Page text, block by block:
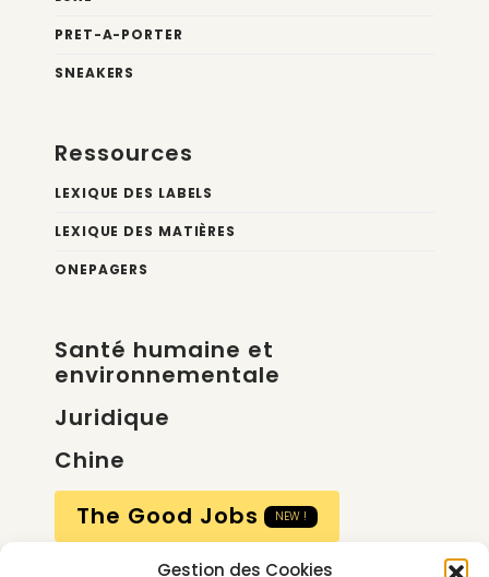
Gestion des Cookies
PRET-A-PORTER
SNEAKERS
Ressources
LEXIQUE DES LABELS
LEXIQUE DES MATIÈRES
ONEPAGERS
Santé humaine et
environnementale
Juridique
Chine
The Good Jobs
NEW !